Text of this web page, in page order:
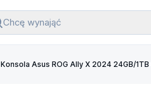
Chcę wynająć
Konsola Asus ROG Ally X 2024 24GB/